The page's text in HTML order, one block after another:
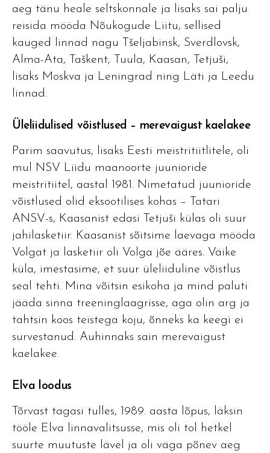
aeg tänu heale seltskonnale ja lisaks sai palju
reisida mööda Nõukogude Liitu, sellised
kauged linnad nagu Tšeljabinsk, Sverdlovsk,
Alma-Ata, Taškent, Tuula, Kaasan, Tetjuši,
lisaks Moskva ja Leningrad ning Läti ja Leedu
linnad.
Üleliidulised võistlused – merevaigust kaelakee
Parim saavutus, lisaks Eesti meistritiitlitele, oli
mul NSV Liidu maanoorte juunioride
meistritiitel, aastal 1981. Nimetatud juunioride
võistlused olid eksootilises kohas – Tatari
ANSV-s, Kaasanist edasi Tetjuši külas oli suur
jahilasketiir. Kaasanist sõitsime laevaga mööda
Volgat ja lasketiir oli Volga jõe ääres. Väike
küla, imestasime, et suur üleliiduline võistlus
seal tehti. Mina võitsin esikoha ja mind paluti
jääda sinna treeninglaagrisse, aga olin arg ja
tahtsin koos teistega koju, õnneks ka keegi ei
survestanud. Auhinnaks sain merevaigust
kaelakee.
Elva loodus
Tõrvast tagasi tulles, 1989. aasta lõpus, läksin
tööle Elva linnavalitsusse, mis oli tol hetkel
suurte muutuste lävel ja oli väga põnev aeg